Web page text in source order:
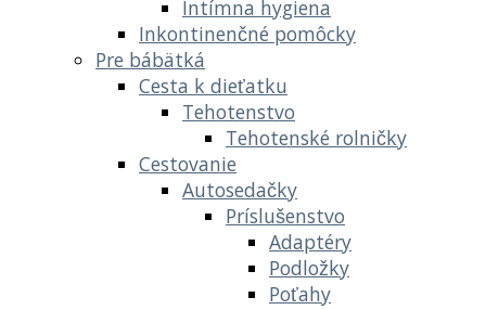
Intímna hygiena
Inkontinenčné pomôcky
Pre bábätká
Cesta k dieťatku
Tehotenstvo
Tehotenské rolničky
Cestovanie
Autosedačky
Príslušenstvo
Adaptéry
Podložky
Poťahy